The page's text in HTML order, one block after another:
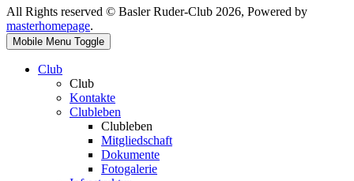
All Rights reserved © Basler Ruder-Club 2026, Powered by
masterhomepage.
Mobile Menu Toggle
Club
Club
Kontakte
Clubleben
Clubleben
Mitgliedschaft
Dokumente
Fotogalerie